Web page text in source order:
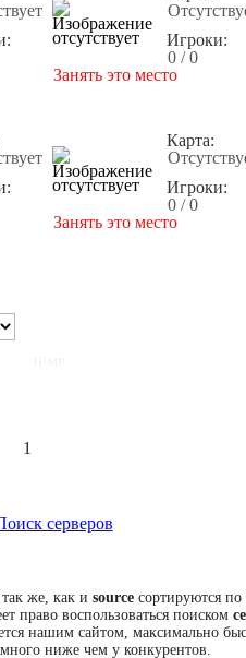
Игроки:
0 / 0
Занять это место
Карта:
Игроки:
0 / 0
Занять это место
1
серверов
так же, как и source сортируются по
право воспользоваться поиском
нашим сайтом, максимально
ниже чем у конкурентов.